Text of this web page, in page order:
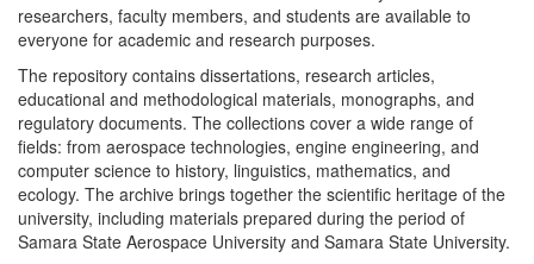
researchers, faculty members, and students are available to
everyone for academic and research purposes.
The repository contains dissertations, research articles,
educational and methodological materials, monographs, and
regulatory documents. The collections cover a wide range of
fields: from aerospace technologies, engine engineering, and
computer science to history, linguistics, mathematics, and
ecology. The archive brings together the scientific heritage of the
university, including materials prepared during the period of
Samara State Aerospace University and Samara State University.